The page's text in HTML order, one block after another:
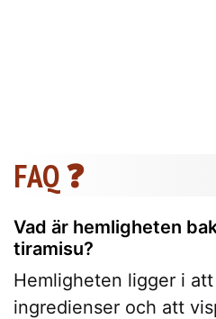
FAQ ❓
Vad är hemligheten
tiramisu?
Hemligheten ligger i
ingredienser och att